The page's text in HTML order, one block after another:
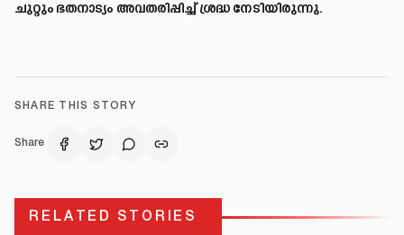
ചുറ്റും ഭതനാട്യം അവതരിപ്പിച്ച് ശ്രദ്ധ നേടിയിരുന്നു.
SHARE THIS STORY
Share
RELATED STORIES